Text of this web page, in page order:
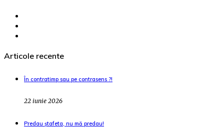
Articole recente
În contratimp sau pe contrasens ?!
22 iunie 2026
Predau ștafeta, nu mă predau!